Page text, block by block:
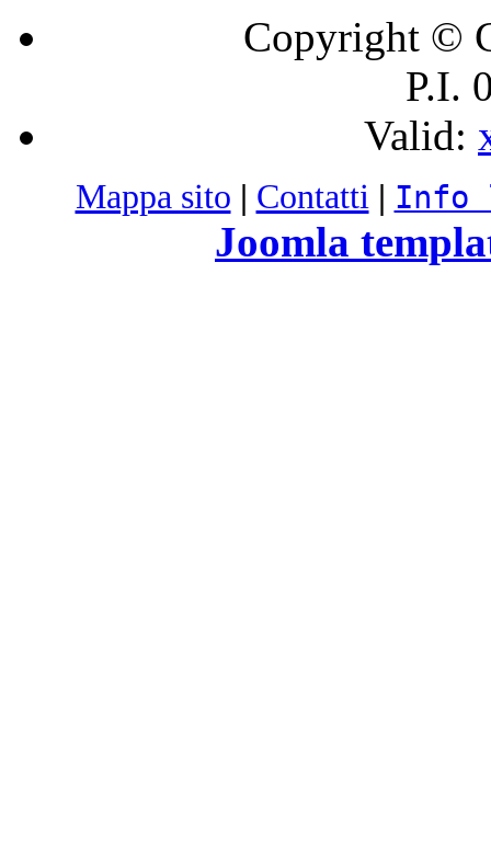
Copyright ©
P.I.
Valid:
Mappa sito | Contatti | Info
Joomla